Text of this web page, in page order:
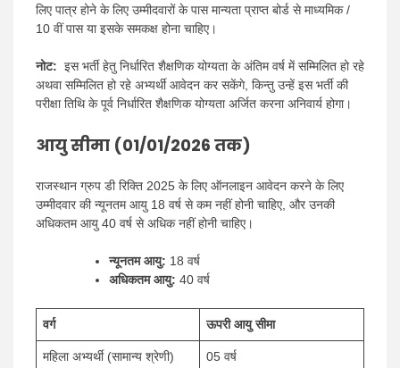
लिए पात्र होने के लिए उम्मीदवारों के पास मान्यता प्राप्त बोर्ड से माध्यमिक /
10 वीं पास या इसके समकक्ष होना चाहिए।
नोट: इस भर्ती हेतु निर्धारित शैक्षणिक योग्यता के अंतिम वर्ष में सम्मिलित हो रहे
अथवा सम्मिलित हो रहे अभ्यर्थी आवेदन कर सकेंगे, किन्तु उन्हें इस भर्ती की
परीक्षा तिथि के पूर्व निर्धारित शैक्षणिक योग्यता अर्जित करना अनिवार्य होगा।
आयु सीमा (01/01/2026 तक)
राजस्थान ग्रुप डी रिक्ति 2025 के लिए ऑनलाइन आवेदन करने के लिए
उम्मीदवार की न्यूनतम आयु 18 वर्ष से कम नहीं होनी चाहिए, और उनकी
अधिकतम आयु 40 वर्ष से अधिक नहीं होनी चाहिए।
न्यूनतम आयु: 18 वर्ष
अधिकतम आयु: 40 वर्ष
वर्ग ऊपरी आयु सीमा
महिला अभ्यर्थी (सामान्य श्रेणी) 05 वर्ष